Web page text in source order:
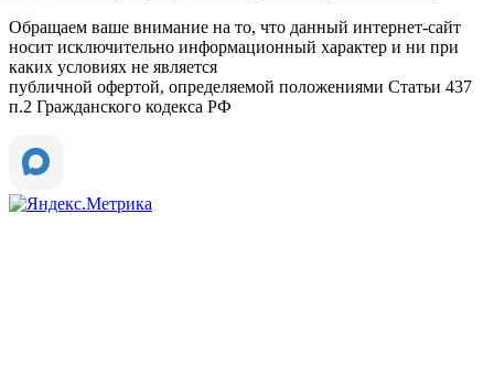
Обращаем ваше внимание на то, что данный интернет-сайт
носит исключительно информационный характер и ни при
каких условиях не является
публичной офертой, определяемой положениями Статьи 437
п.2 Гражданского кодекса РФ